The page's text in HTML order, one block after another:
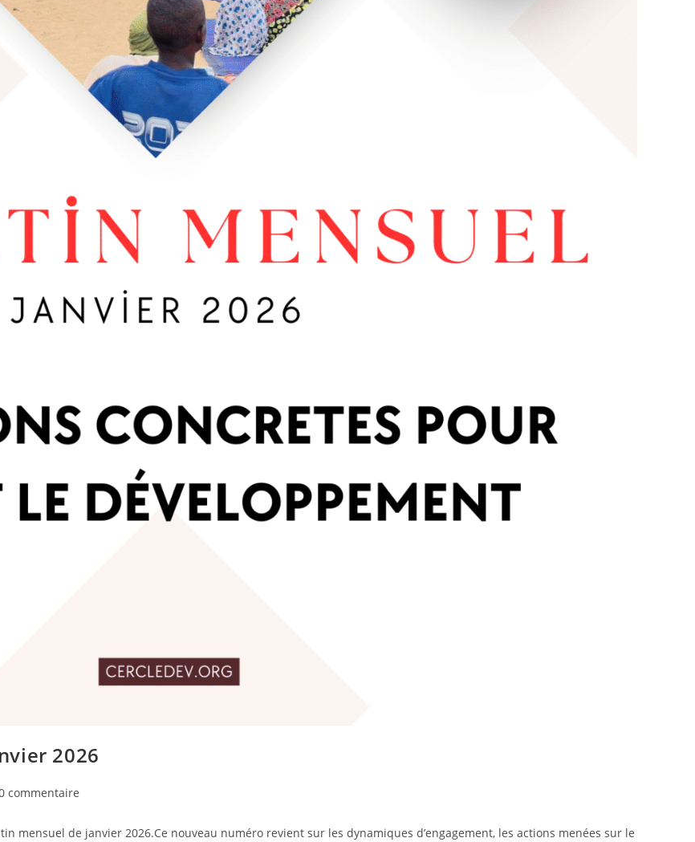
2026
commentaire
mensuel de janvier 2026.Ce nouveau numéro revient sur les dynamiques d’engagement, les actions menées sur le